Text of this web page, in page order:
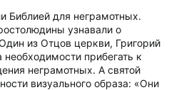
Библией для неграмотных.
узнавали о
из Отцов церкви, Григорий
прибегать к
неграмотных. А святой
визуального образа: «Они